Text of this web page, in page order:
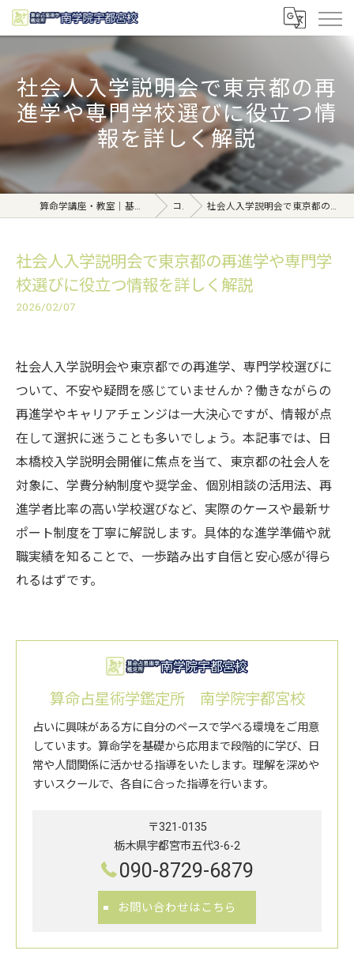
社会人入学説明会で東京都の再
進学や専門学校選びに役立つ情
報を詳しく解説
算命学講座・教室｜基礎から学べる東京日本橋【日本橋南学院】 コラム 社会人入学説明会で東京都の再進学や専門学校選びに役立つ情報を詳しく解説
社会人入学説明会で東京都の再進学や専門学
校選びに役立つ情報を詳しく解説
2026/02/07
社会人入学説明会や東京都での再進学、専門学校選びに
ついて、不安や疑問を感じていませんか？働きながらの
再進学やキャリアチェンジは一大決心ですが、情報が点
在して選択に迷うことも多いでしょう。本記事では、日
本橋校入学説明会開催に焦点を当て、東京都の社会人を
対象に、学費分納制度や奨学金、個別相談の活用法、再
進学者比率の高い学校選びなど、実際のケースや最新サ
ポート制度を丁寧に解説します。具体的な進学準備や就
職実績を知ることで、一歩踏み出す自信と安心感が得ら
れるはずです。
算命占星術学鑑定所 南学院宇都宮校
占いに興味がある方に自分のペースで学べる環境をご用意
しています。算命学を基礎から応用まで段階的に学び、日
常や人間関係に活かせる指導をいたします。理解を深めや
すいスクールで、各自に合った指導を行います。
〒321-0135
栃木県宇都宮市五代3-6-2
090-8729-6879
お問い合わせはこちら